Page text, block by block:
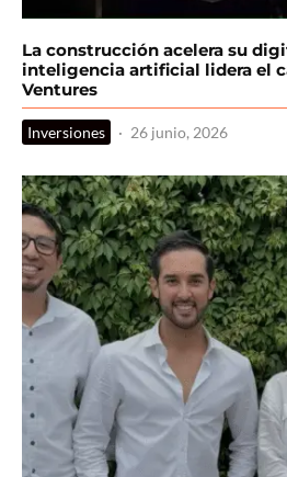
La construcción acelera su
inteligencia artificial lidera el
Ventures
Inversiones · 26 junio, 2026